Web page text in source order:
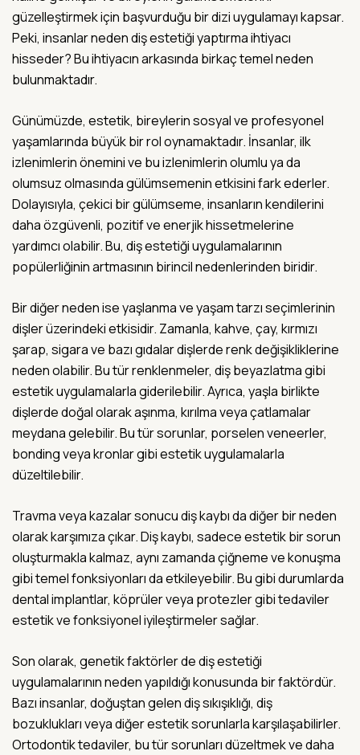
güzelleştirmek için başvurduğu bir dizi uygulamayı kapsar.
Peki, insanlar neden diş estetiği yaptırma ihtiyacı
hisseder? Bu ihtiyacın arkasında birkaç temel neden
bulunmaktadır.
Günümüzde, estetik, bireylerin sosyal ve profesyonel
yaşamlarında büyük bir rol oynamaktadır. İnsanlar, ilk
izlenimlerin önemini ve bu izlenimlerin olumlu ya da
olumsuz olmasında gülümsemenin etkisini fark ederler.
Dolayısıyla, çekici bir gülümseme, insanların kendilerini
daha özgüvenli, pozitif ve enerjik hissetmelerine
yardımcı olabilir. Bu, diş estetiği uygulamalarının
popülerliğinin artmasının birincil nedenlerinden biridir.
Bir diğer neden ise yaşlanma ve yaşam tarzı seçimlerinin
dişler üzerindeki etkisidir. Zamanla, kahve, çay, kırmızı
şarap, sigara ve bazı gıdalar dişlerde renk değişikliklerine
neden olabilir. Bu tür renklenmeler, diş beyazlatma gibi
estetik uygulamalarla giderilebilir. Ayrıca, yaşla birlikte
dişlerde doğal olarak aşınma, kırılma veya çatlamalar
meydana gelebilir. Bu tür sorunlar, porselen veneerler,
bonding veya kronlar gibi estetik uygulamalarla
düzeltilebilir.
Travma veya kazalar sonucu diş kaybı da diğer bir neden
olarak karşımıza çıkar. Diş kaybı, sadece estetik bir sorun
oluşturmakla kalmaz, aynı zamanda çiğneme ve konuşma
gibi temel fonksiyonları da etkileyebilir. Bu gibi durumlarda
dental implantlar, köprüler veya protezler gibi tedaviler
estetik ve fonksiyonel iyileştirmeler sağlar.
Son olarak, genetik faktörler de diş estetiği
uygulamalarının neden yapıldığı konusunda bir faktördür.
Bazı insanlar, doğuştan gelen diş sıkışıklığı, diş
bozuklukları veya diğer estetik sorunlarla karşılaşabilirler.
Ortodontik tedaviler, bu tür sorunları düzeltmek ve daha